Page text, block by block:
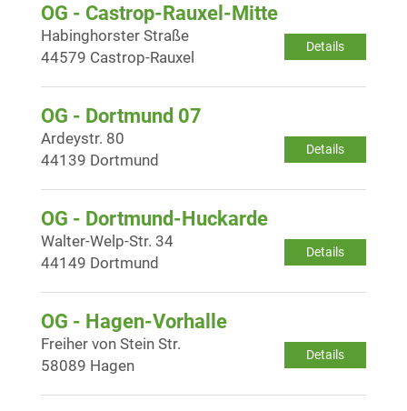
OG - Castrop-Rauxel-Mitte
Details
Habinghorster Straße
44579 Castrop-Rauxel
OG - Dortmund 07
Details
Ardeystr. 80
44139 Dortmund
OG - Dortmund-Huckarde
Details
Walter-Welp-Str. 34
44149 Dortmund
OG - Hagen-Vorhalle
Details
Freiher von Stein Str.
58089 Hagen